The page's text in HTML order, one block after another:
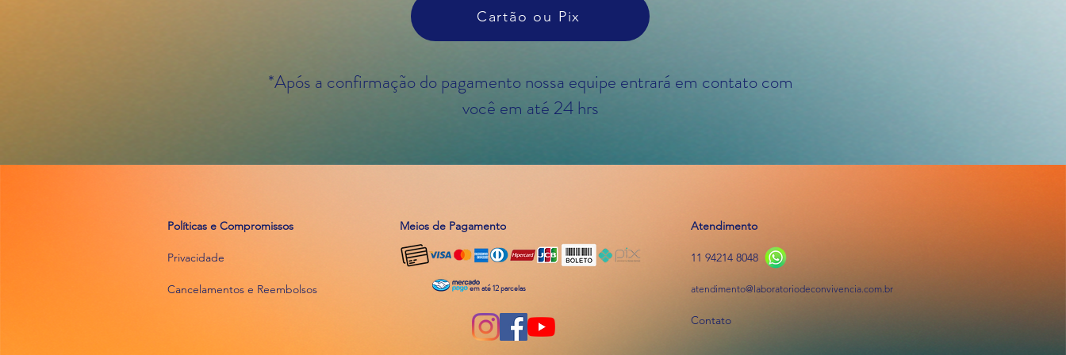
Cartão ou Pix
*Após a confirmação do pagamento nossa equipe entrará em contato com
você em até 24 hrs
Políticas e Compromissos
Privacidade
Cancelamentos e Reembolsos
Meios de Pagamento
em até 12 parcelas
Atendimento
11 94214 8048
atendimento@laboratoriodeconvivencia.com.br
Contato